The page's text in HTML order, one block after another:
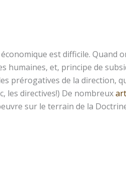
est difficile. Quand
humaines, et, principe de
prérogatives de la direction,
les directives!) De nombreux
sur le terrain de la